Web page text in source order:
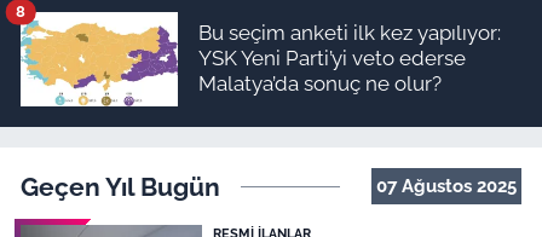
Bu seçim anketi ilk kez yapılıyor:
YSK Yeni Parti’yi veto ederse
Malatya’da sonuç ne olur?
8
Geçen Yıl Bugün 07 Ağustos 2025
RESMI İLANLAR